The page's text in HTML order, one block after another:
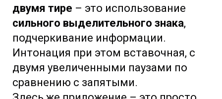
двумя тире – это использование
сильного выделительного знака,
подчеркивание информации.
Интонация при этом вставочная, с
двумя увеличенными паузами по
сравнению с запятыми.